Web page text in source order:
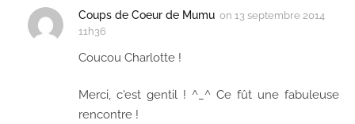
Coups de Coeur de Mumu on 13 septembre 2014
11h36
Coucou Charlotte !
Merci, c'est gentil ! ^_^ Ce fût une fabuleuse
rencontre !